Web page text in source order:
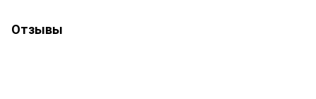
Отзывы